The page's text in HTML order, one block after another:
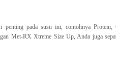
penting pada susu ini, contohnya
Met-RX Xtreme Size Up, Anda juga